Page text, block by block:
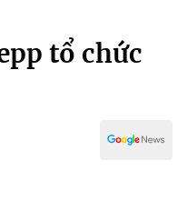
tổ chức